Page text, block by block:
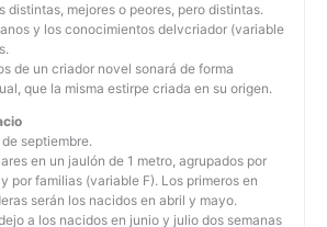
distintas, mejores o peores, pero distintas.
y los conocimientos delvcriador (variable
de un criador novel sonará de forma
que la misma estirpe criada en su origen.
septiembre.
en un jaulón de 1 metro, agrupados por
por familias (variable F). Los primeros en
serán los nacidos en abril y mayo.
a los nacidos en junio y julio dos semanas